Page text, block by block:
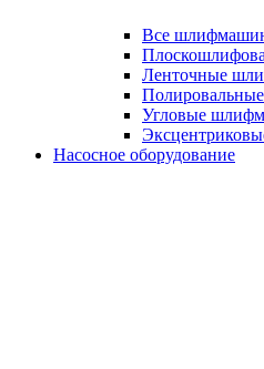
Все
Ленточные
Угловые
Насосное оборудование